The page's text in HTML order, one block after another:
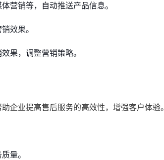
营销等，自动推送产品信息。
效果。
果，调整营销策略。
企业提高售后服务的高效性，增强客户体验。
量。